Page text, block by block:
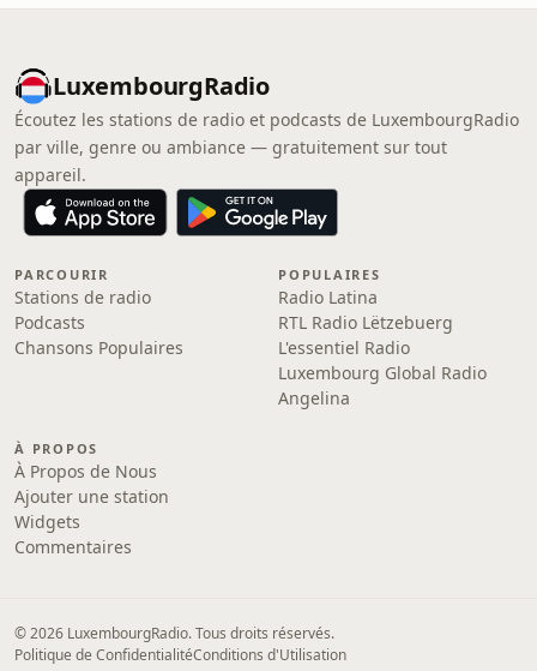
LuxembourgRadio
Écoutez les stations de radio et podcasts de LuxembourgRadio
par ville, genre ou ambiance — gratuitement sur tout
appareil.
PARCOURIR
Stations de radio
Podcasts
Chansons Populaires
POPULAIRES
Radio Latina
RTL Radio Lëtzebuerg
L'essentiel Radio
Luxembourg Global Radio
Angelina
À PROPOS
À Propos de Nous
Ajouter une station
Widgets
Commentaires
© 2026 LuxembourgRadio. Tous droits réservés.
Politique de ConfidentialitéConditions d'Utilisation